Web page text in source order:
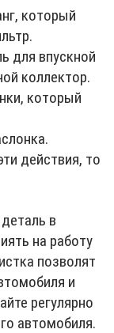
который
для впускной
коллектор.
который
действия, то
в
на работу
позволят
и
регулярно
автомобиля.